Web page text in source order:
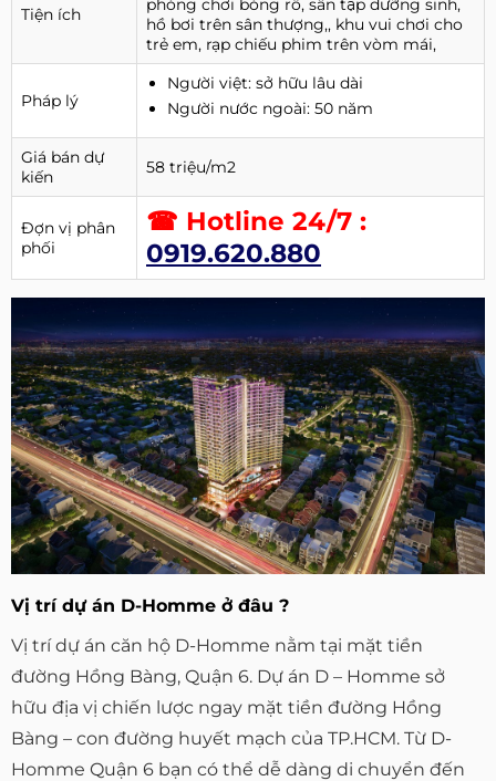
Tiện ích
hồ bơi trên sân thượng,, khu vui chơi cho
trẻ em, rạp chiếu phim trên vòm mái,
Pháp lý
Người việt: sở hữu lâu dài
Người nước ngoài: 50 năm
Giá bán dự
kiến
58 triệu/m2
Đợn vị phân
phối
☎ Hotline 24/7 :
0919.620.880
Vị trí dự án D-Homme ở đâu ?
Vị trí dự án căn hộ D-Homme nằm tại mặt tiền
đường Hồng Bàng, Quận 6. Dự án D – Homme sở
hữu địa vị chiến lược ngay mặt tiền đường Hồng
Bàng – con đường huyết mạch của TP.HCM. Từ D-
Homme Quận 6 bạn có thể dễ dàng di chuyển đến